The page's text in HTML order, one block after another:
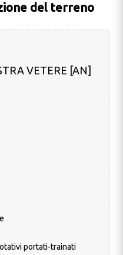
del terreno
VETERE [AN]
portati-trainati